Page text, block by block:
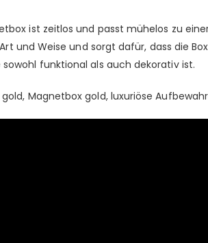
ist zeitlos und passt mühelos zu
und Weise und sorgt dafür, dass die
funktional als auch dekorativ ist.
Magnetbox gold, luxuriöse